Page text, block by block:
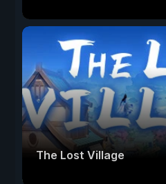
The Lost Village